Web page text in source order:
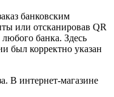
банковским
или отсканировав QR
банка. Здесь
был корректно указан
В интернет-магазине